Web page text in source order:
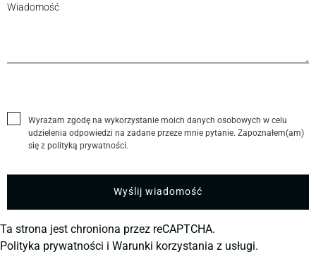
Wyrażam zgodę na wykorzystanie moich danych osobowych w celu
udzielenia odpowiedzi na zadane przeze mnie pytanie. Zapoznałem(am)
się z polityką prywatności.
Ta strona jest chroniona przez reCAPTCHA.
Polityka prywatności i Warunki korzystania z usługi.